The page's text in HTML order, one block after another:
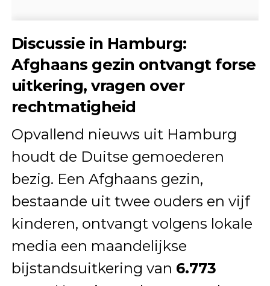
Discussie in Hamburg:
Afghaans gezin ontvangt forse
uitkering, vragen over
rechtmatigheid
Opvallend nieuws uit Hamburg
houdt de Duitse gemoederen
bezig. Een Afghaans gezin,
bestaande uit twee ouders en vijf
kinderen, ontvangt volgens lokale
media een maandelijkse
bijstandsuitkering van 6.773